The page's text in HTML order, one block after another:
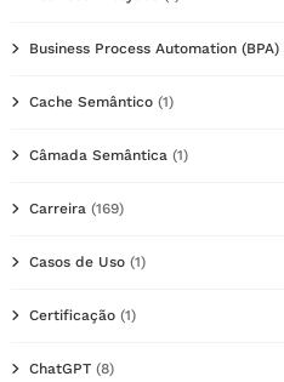
Business Process Automation (BPA)
Cache Semântico (1)
Câmada Semântica (1)
Carreira (169)
Casos de Uso (1)
Certificação (1)
ChatGPT (8)